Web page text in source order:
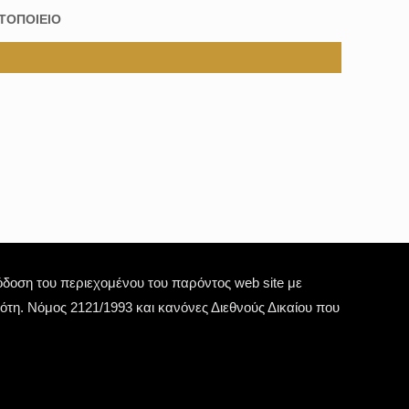
του περιεχομένου του παρόντος web site με
Νόμος 2121/1993 και κανόνες Διεθνούς Δικαίου που